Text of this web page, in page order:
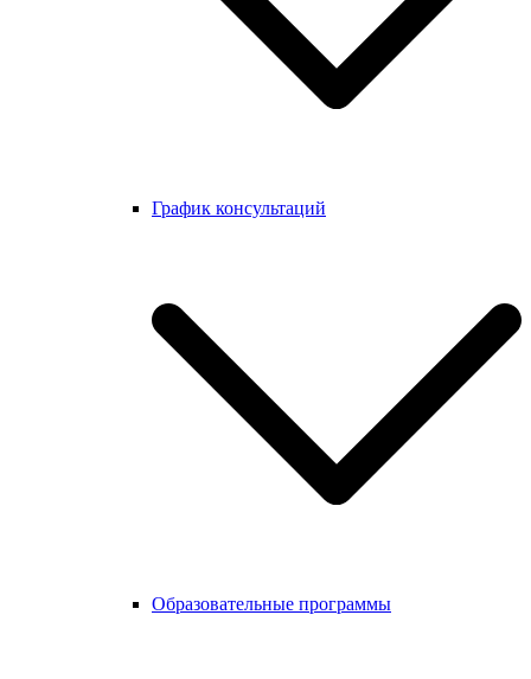
График консультаций
Образовательные программы